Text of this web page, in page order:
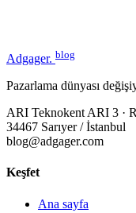
Adgager. blog
Pazarlama dünyası
ARI Teknokent ARI 3 ·
34467 Sarıyer / İstanbul
blog@adgager.com
Keşfet
Ana sayfa